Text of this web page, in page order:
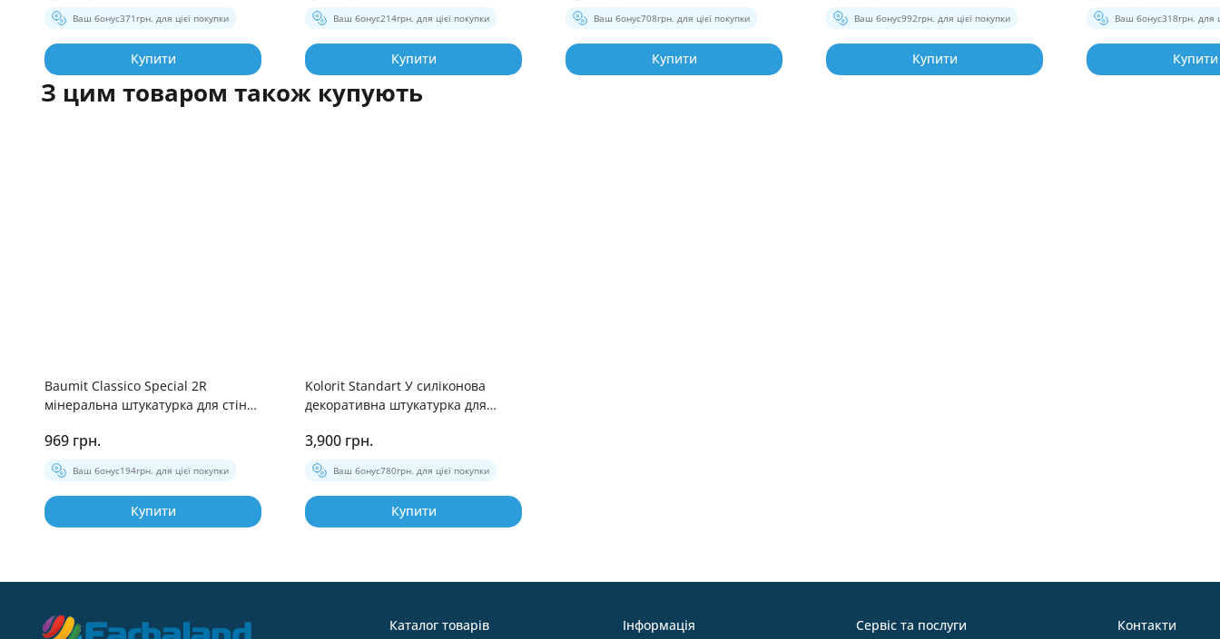
Ваш бонус371 грн. для цієї покупки
Купити
Ваш бонус214грн. для цієї покупки
Купити
Ваш бонус708грн. для цієї покупки
Купити
Ваш бонус992грн. для цієї покупки
Купити
Ваш бонус318грн. для
Купити
З цим товаром також купують
Baumit Classico Special 2R
мінеральна штукатурка для стін
969 грн.
Ваш бонус194грн. для цієї покупки
Купити
Kolorit Standart У силіконова
декоративна штукатурка для
3,900 грн.
Ваш бонус780грн. для цієї покупки
Купити
Каталог товарів Інформація Сервіс та послуги Контакти